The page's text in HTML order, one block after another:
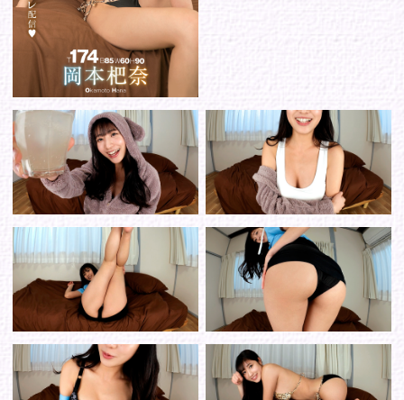
シリーズから選ぶ
ゾーンから選ぶ